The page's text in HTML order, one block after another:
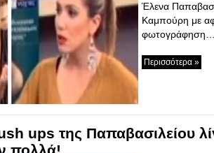
Έλενα
Καμπούρη με
φωτογράφηση…
Περισσότερα »
ups της Παπαβασιλείου